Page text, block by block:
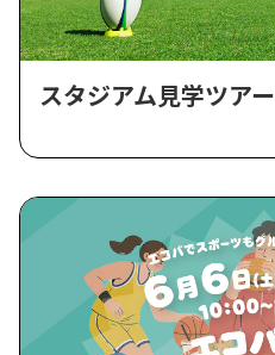
スタジアム見学ツアー